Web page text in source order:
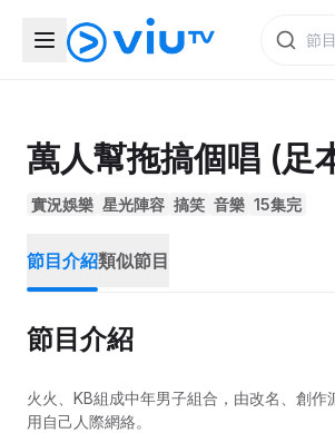
萬人幫拖搞個唱 (足
實況娛樂 星光陣容 搞笑 音樂 15集完
節目介紹類似節目
節目介紹
火火、KB組成中年男子組合，由改名、創
用自己人際網絡。